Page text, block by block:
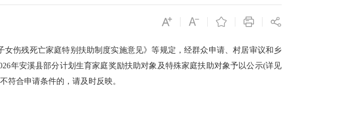
伤残死亡家庭特别扶助制度实施意见》等规定，经群众申请、村居审议和乡
年安溪县部分计划生育家庭奖励扶助对象及特殊家庭扶助对象予以公示(详见
符合申请条件的，请及时反映。